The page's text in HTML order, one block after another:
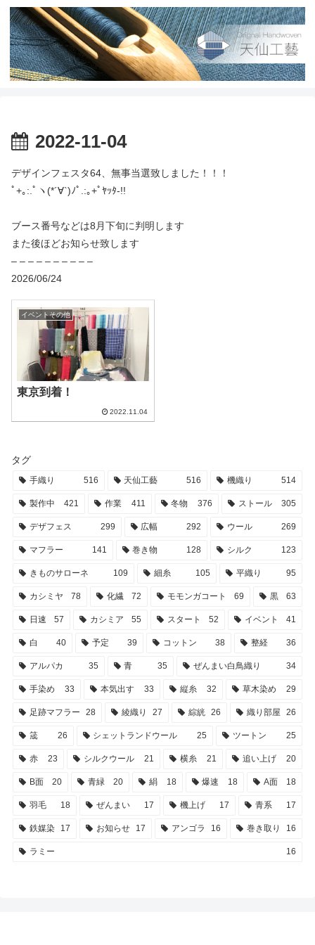
2022-11-04
デザインフェスタ64、無事当選致しました！！！
ﾟ+｡:.ﾟヽ(*´∀`)ﾉﾟ.:｡+ﾟﾔｯﾀ-!!
ブース番号などは8月下旬に判明します
また後ほどお知らせ致します
– – – – – – – – – –
2026/06/24
イベントその他
東京到着！
2022.11.04
タグ
手織り 516 天仙工藝 516 機織り 514
製作中 421 作業 411 冬物 376 ストール 305
デザフェス 299 広幅 292 ウール 269
マフラー 141 巻き物 128 シルク 123
きものサローネ 109 細糸 105 平織り 95
カシミヤ 78 化繊 72 モモンガコート 69 黒 63
日速 57 カシミア 55 スタート 52 イベント 41
白 40 予定 39 コットン 38 整経 36
アルパカ 35 青 35 ぜんまい白鳥織り 34
手染め 33 本気出す 33 縦糸 32 草木染め 29
足跡マフラー 28 綾織り 27 綜絖 26 織り部屋 26
筬 26 シェットランドウール 25 ツートン 25
赤 23 シルクウール 21 横糸 21 追い上げ 20
B面 20 青緑 20 絹 18 爆速 18 A面 18
羽毛 18 ぜんまい 17 機上げ 17 青系 17
鉄媒染 17 お知らせ 17 アンゴラ 16 巻き取り 16
ラミー 16